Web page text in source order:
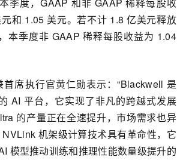
和 1.05 美元。若不计 1.8 亿美元释放
本季度非 GAAP 稀释每股收益为 1.04
首席执行官黄仁勋表示：“Blackwell 是
AI 平台，它实现了非凡的跨越式发展
的产量正在全速提升，市场需求也异
机架级计算技术具有革命性，它
模型推动训练和推理性能数量级提升的